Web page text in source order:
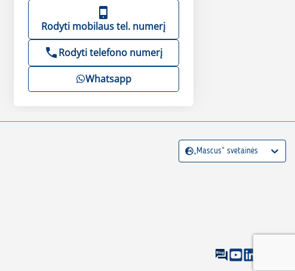
Rodyti mobilaus tel. numerį
Rodyti telefono numerį
Whatsapp
„Mascus“ svetainės